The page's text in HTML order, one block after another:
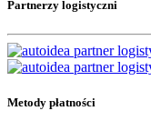
Partnerzy logistyczni
Metody płatności